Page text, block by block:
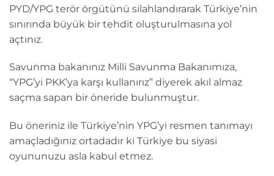
PYD/YPG terör örgütünü silahlandırarak Türkiye’nin
sınırında büyük bir tehdit oluşturulmasına yol
açtınız.
Savunma bakanınız Milli Savunma Bakanımıza,
“YPG’yi PKK’ya karşı kullanırız” diyerek akıl almaz
saçma sapan bir öneride bulunmuştur.
Bu öneriniz ile Türkiye’nin YPG’yi resmen tanımayı
amaçladığınız ortadadır ki Türkiye bu siyasi
oyununuzu asla kabul etmez.